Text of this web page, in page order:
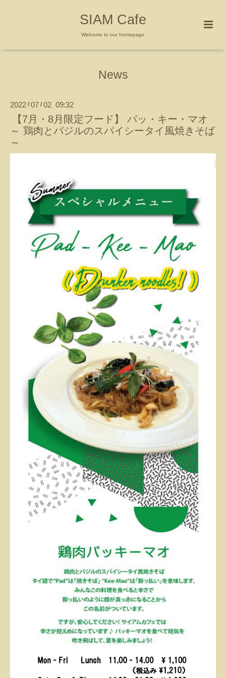
SIAM Cafe
Welcome to our homepage
News
2022 / 07 / 02 09:32
【7月・8月限定フード】 パッ・キー・マオ
～ 鶏肉とバジルのスパイシータイ風焼きそば
～